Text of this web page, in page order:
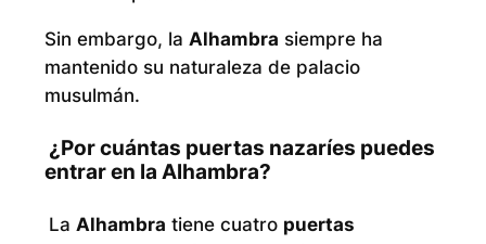
Sin embargo, la Alhambra siempre ha
mantenido su naturaleza de palacio
musulmán.
¿Por cuántas puertas nazaríes puedes
entrar en la Alhambra?
La Alhambra tiene cuatro puertas